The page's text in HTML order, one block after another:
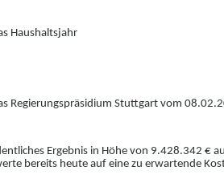
Haushaltsjahr
Regierungspräsidium Stuttgart vom
Ergebnis in Höhe von 9.428.342 €
bereits heute auf eine zu erwartende